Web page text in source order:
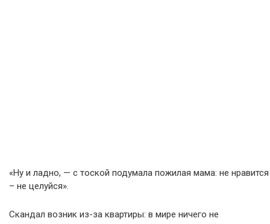
«Ну и ладно, — с тоской подумала пожилая мама: не нравится
– не целуйся».
Скандал возник из-за квартиры: в мире ничего не